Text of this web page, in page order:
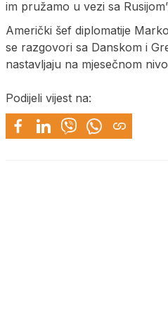
im pružamo u vezi sa
Američki šef diplomatije
se razgovori sa Danskom i
nastavljaju na mjesečnom
Podijeli vijest na: